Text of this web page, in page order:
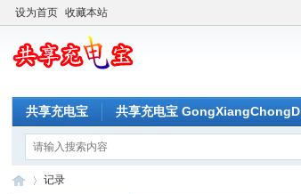
设为首页 收藏本站
共享充电宝 共享充电宝
记录